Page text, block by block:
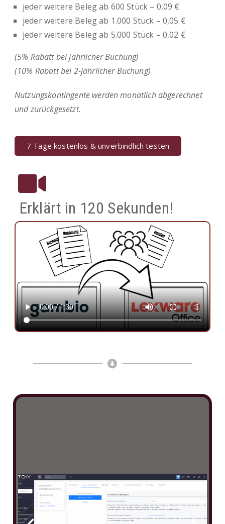
jeder weitere Beleg ab 600 Stück – 0,09 €
jeder weitere Beleg ab 1.000 Stück – 0,05 €
jeder weitere Beleg ab 5.000 Stück – 0,02 €
(5% Rabatt bei jährlicher Buchung)
(10% Rabatt bei 2-jährlicher Buchung)
Nutzungskontingente werden monatlich abgerechnet
und zurückgesetzt.
7 Tage kostenlos & unverbindlich testen
Erklärt in 120 Sekunden!